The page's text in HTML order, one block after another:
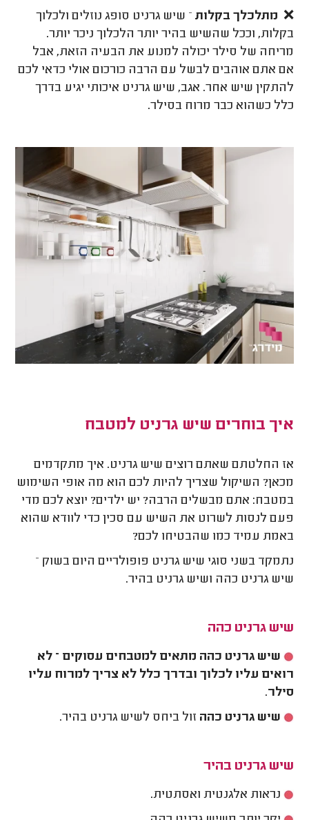
❌ מתלכלך בקלות – שיש גרניט סופג נוזלים ולכלוך
בקלות, וככל שהשיש בהיר יותר הלכלוך ניכר יותר.
מריחה של סילר יכולה למנוע את הבעיה הזאת, אבל
אם אתם אוהבים לבשל עם הרבה כורכום אולי כדאי לכם
להתקין שיש אחר. אגב, שיש גרניט איכותי יגיע בדרך
כלל כשהוא כבר מרוח בסילר.
איך בוחרים שיש גרניט למטבח
אז החלטתם שאתם רוצים שיש גרניט. איך מתקדמים
מכאן? השיקול שצריך להיות לכם הוא מה אופי השימוש
במטבח: אתם מבשלים הרבה? יש ילדים? יוצא לכם מדי
פעם לנסות לשרוט את השיש עם סכין כדי לוודא שהוא
באמת עמיד כמו שהבטיחו לכם?
נתמקד בשני סוגי שיש גרניט פופולריים היום בשוק –
שיש גרניט כהה ושיש גרניט בהיר.
שיש גרניט כהה
שיש גרניט כהה מתאים למטבחים עסוקים – לא
רואים עליו לכלוך ובדרך כלל לא צריך למרוח עליו
סילר.
שיש גרניט כהה זול ביחס לשיש גרניט בהיר.
שיש גרניט בהיר
נראות אלגנטית ואסתטית.